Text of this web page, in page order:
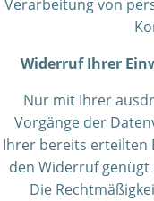
Verarbeitung von
Widerruf Ihrer
Nur mit Ihrer
Vorgänge der
Ihrer bereits erteilten
den Widerruf
Die